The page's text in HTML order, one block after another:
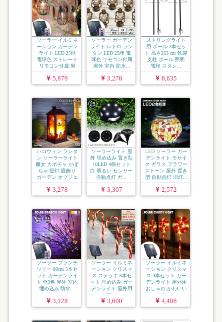
ソーラー イルミネ
ーション ガーデン
ライト LED 25球
電球色 ストレート
リモコン付属 屋
外...
5,879
ソーラー ガーデン
ライト レトロ ラン
タン LED 25球 電
球色 リモコン付属
屋外 室内 防水...
3,278
ストリングライト
用 ポール 2本セッ
ト 高さ263 cm 鉄製
支柱 ポール 照明
電球 スタン...
8,635
ハロウィン ランタ
ン ソーラーライト
魔女 カボチャ かぼ
ちゃ 提灯 庭飾り
ガーデン オブジェ
...
3,278
ソーラーライト 屋
外 埋め込み 置き型
10LED 4個セット
白 明るい センサー
自動点灯 ガ...
3,307
LED ソーラー ガー
デンライト モザイ
ク ガラス フラワー
ストーン 屋外 置き
型 自動点灯 消灯...
2,572
ソーラー ブランチ
ツリー 80cm 3本セ
ット ガーデンライ
ト 全3色 屋外 室内
埋め込み 防水...
3,128
ソーラー イルミネ
ーション クリスマ
ス ステッキ 8本セ
ット 埋め込み ガー
デンライト 屋外用
防...
3,600
ソーラー イルミネ
ーション クリスマ
ス 4本セット ガー
デンライト 屋外用
おしゃれ かわいい
キ...
4,408